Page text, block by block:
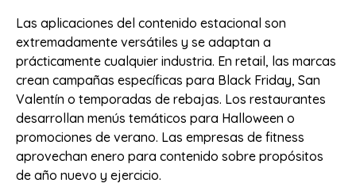
Las aplicaciones del contenido estacional son
extremadamente versátiles y se adaptan a
prácticamente cualquier industria. En retail, las marcas
crean campañas específicas para Black Friday, San
Valentín o temporadas de rebajas. Los restaurantes
desarrollan menús temáticos para Halloween o
promociones de verano. Las empresas de fitness
aprovechan enero para contenido sobre propósitos
de año nuevo y ejercicio.